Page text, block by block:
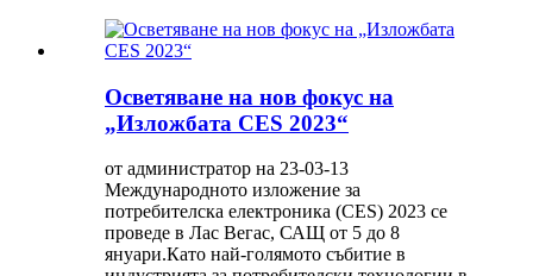
Осветяване на нов фокус на
„Изложбата CES 2023“
от администратор на 23-03-13
Международното изложение за
потребителска електроника (CES) 2023 се
проведе в Лас Вегас, САЩ от 5 до 8
януари.Като най-голямото събитие в